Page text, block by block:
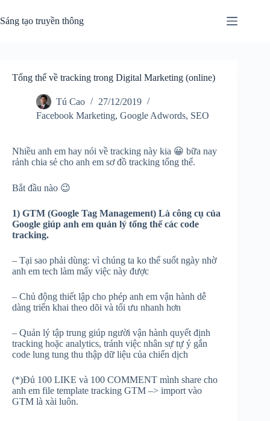
đến
phần
Sáng tạo truyền thông
Tổng thể về tracking trong Digital Marketing (online)
Tú Cao
27/12/2019
Facebook Marketing, Google Adwords, SEO
Nhiều anh em hay nói về tracking này kia 😀 bữa nay
rảnh chia sẻ cho anh em sơ đồ tracking tổng thể.
Bắt đầu nào 😉
1) GTM (Google Tag Management) Là công cụ của
Google giúp anh em quản lý tổng thể các code
tracking.
– Tại sao phải dùng: vì chúng ta ko thể suốt ngày nhờ
anh em tech làm mấy việc này được
– Chủ động thiết lập cho phép anh em vận hành dễ
dàng triển khai theo dõi và tối ưu nhanh hơn
– Quản lý tập trung giúp người vận hành quyết định
tracking hoặc analytics, tránh việc nhân sự tự ý gắn
code lung tung thu thập dữ liệu của chiến dịch
(*)Đủ 100 LIKE và 100 COMMENT mình share cho
anh em file template tracking GTM –> import vào
GTM là xài luôn.